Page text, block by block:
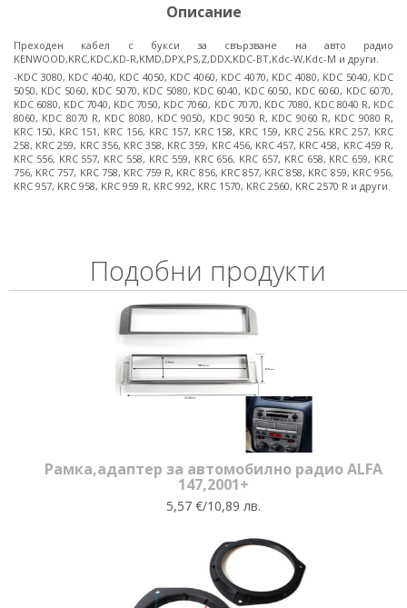
Описание
Преходен кабел с букси за свързване на авто радио
KENWOOD,KRC,KDC,KD-R,KMD,DPX,PS,Z,DDX,KDC-BT,Kdc-W,Kdc-M и други.
-KDC 3080, KDC 4040, KDC 4050, KDC 4060, KDC 4070, KDC 4080, KDC 5040, KDC
5050, KDC 5060, KDC 5070, KDC 5080, KDC 6040, KDC 6050, KDC 6060, KDC 6070,
KDC 6080, KDC 7040, KDC 7050, KDC 7060, KDC 7070, KDC 7080, KDC 8040 R, KDC
8060, KDC 8070 R, KDC 8080, KDC 9050, KDC 9050 R, KDC 9060 R, KDC 9080 R,
KRC 150, KRC 151, KRC 156, KRC 157, KRC 158, KRC 159, KRC 256, KRC 257, KRC
258, KRC 259, KRC 356, KRC 358, KRC 359, KRC 456, KRC 457, KRC 458, KRC 459 R,
KRC 556, KRC 557, KRC 558, KRC 559, KRC 656, KRC 657, KRC 658, KRC 659, KRC
756, KRC 757, KRC 758, KRC 759 R, KRC 856, KRC 857, KRC 858, KRC 859, KRC 956,
KRC 957, KRC 958, KRC 959 R, KRC 992, KRC 1570, KRC 2560, KRC 2570 R и други.
Подобни продукти
Рамка,адаптер за автомобилно радио ALFA
147,2001+
5,57 €/10,89 лв.